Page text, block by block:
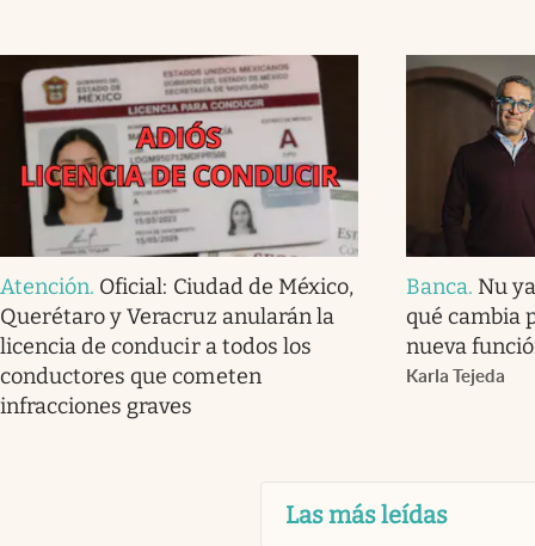
Atención. Oficial: Ciudad de México,
Querétaro y Veracruz anularán la
licencia de conducir a todos los
conductores que cometen
infracciones graves
Banca. Nu
qué cambia
nueva
Karla Tejeda
Las más leídas